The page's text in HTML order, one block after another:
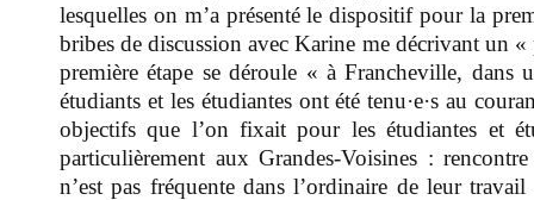
lesquelles on m’a présenté le dispositif pour la
bribes de discussion avec Karine me décrivant un
première étape se déroule « à Francheville,
étudiants et les étudiantes ont été tenu·e·s au
objectifs que l’on fixait pour les étudiantes et
particulièrement aux Grandes-Voisines :
n’est pas fréquente dans l’ordinaire de leur